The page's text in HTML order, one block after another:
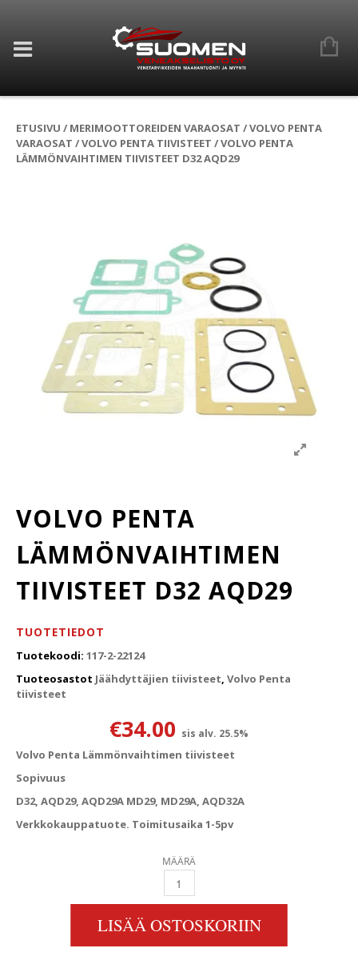
ETUSIVU / MERIMOOTTOREIDEN VARAOSAT /VOLVO PENTA
VARAOSAT /VOLVO PENTA TIIVISTEET / VOLVO PENTA
LÄMMÖNVAIHTIMEN TIIVISTEET D32 AQD29
VOLVO PENTA
LÄMMÖNVAIHTIMEN
TIIVISTEET D32 AQD29
TUOTETIEDOT
Tuotekoodi: 117-2-22124
Tuoteosastot Jäähdyttäjien tiivisteet, Volvo Penta
tiivisteet
€34.00 sis alv. 25.5%
Volvo Penta Lämmönvaihtimen tiivisteet
Sopivuus
D32, AQD29, AQD29A MD29, MD29A, AQD32A
Verkkokauppatuote. Toimitusaika 1-5pv
MÄÄRÄ
VOLVO PENTA LÄMMÖNVAIHTIMEN
LISÄÄ OSTOSKORIIN